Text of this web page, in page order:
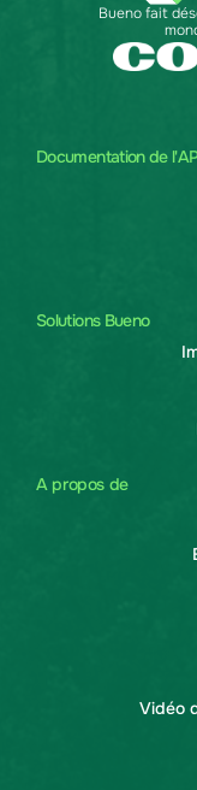
Documentation de
Solutions Bueno
A propos de
Vidéo
Bueno fait